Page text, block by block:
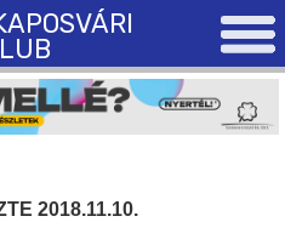
2018.11.10.